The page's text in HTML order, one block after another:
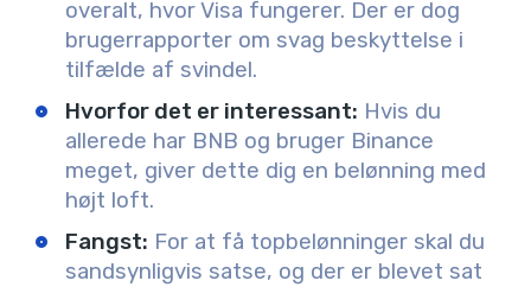
overalt, hvor Visa fungerer. Der er dog
brugerrapporter om svag beskyttelse i
tilfælde af svindel.
Hvorfor det er interessant: Hvis du
allerede har BNB og bruger Binance
meget, giver dette dig en belønning med
højt loft.
Fangst: For at få topbelønninger skal du
sandsynligvis satse, og der er blevet sat